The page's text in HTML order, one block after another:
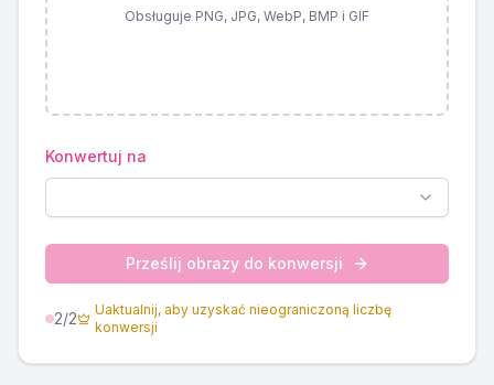
Obsługuje PNG, JPG, WebP, BMP i GIF
Konwertuj na
Prześlij obrazy do konwersji
2/2
Uaktualnij, aby uzyskać nieograniczoną liczbę
konwersji